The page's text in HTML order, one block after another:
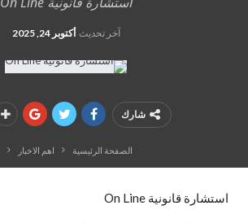
آخر تحديث أكتوبر 24, 2025
شارك
الصفحة الرئيسية اهم الاخبار
استشارة قانونية On Line